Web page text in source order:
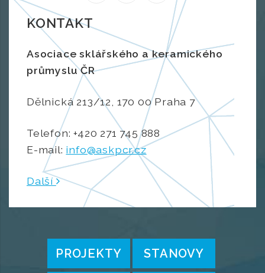
KONTAKT
Asociace sklářského a keramického
průmyslu ČR
Dělnická 213/12, 170 00 Praha 7
Telefon: +420 271 745 888
E-mail: info@askpcr.cz
Další
PROJEKTY STANOVY